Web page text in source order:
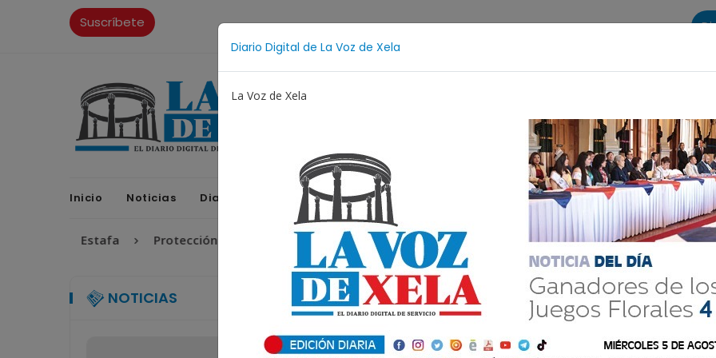
Diario Digital de La Voz de Xela
La Voz de Xela
Suscríbete
Inicio Noticias Diario Digital Opiniones La Voz de Xela Sports Contáctanos LA VOZ 25
Protección Infantil Incendios Festival de Bandas 2026 Proceso Judicial Fátima
NOTICIAS